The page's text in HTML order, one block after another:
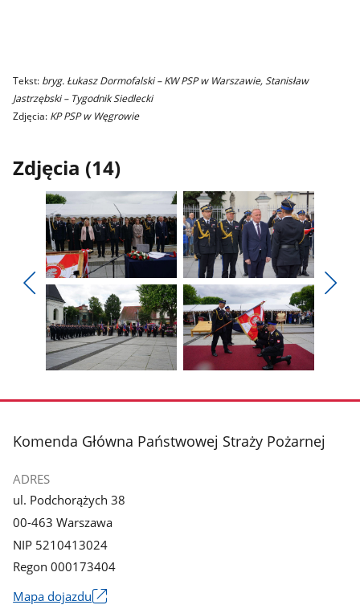
Tekst: bryg. Łukasz Dormofalski – KW PSP w Warszawie, Stanisław
Jastrzębski – Tygodnik Siedlecki
Zdjęcia: KP PSP w Węgrowie
Zdjęcia (14)
Pokaż
poprzednie
zdjęcia
Pokaż
zdjęcie
1
z
galerii.
Pokaż
zdjęcie
2
z
galerii.
zdjęcie
galerii.
zdjęcie
galerii.
stopka
Komenda Główna Państwowej Straży Pożarnej
ADRES
ul. Podchorążych 38
00-463 Warszawa
NIP 5210413024
Regon 000173404
Mapa dojazdu